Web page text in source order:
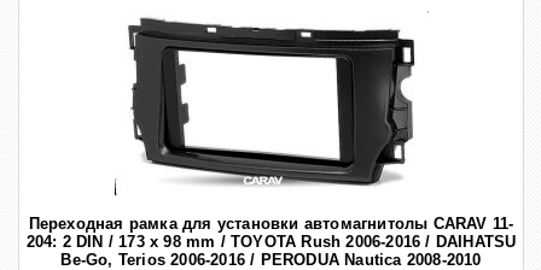
Переходная рамка для установки автомагнитолы CARAV 11-
204: 2 DIN / 173 x 98 mm / TOYOTA Rush 2006-2016 / DAIHATSU
Be-Go, Terios 2006-2016 / PERODUA Nautica 2008-2010